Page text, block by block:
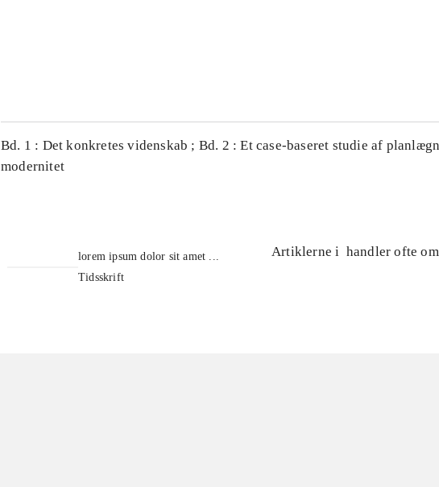
Bd. 1 : Det konkretes videnskab ; Bd. 2 : Et case-baseret studie af
modernitet
lorem ipsum dolor sit amet ...
Tidsskrift
Artiklerne i handler ofte om